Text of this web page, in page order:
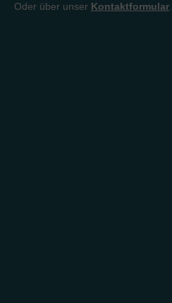
Oder über unser Kontaktformular.